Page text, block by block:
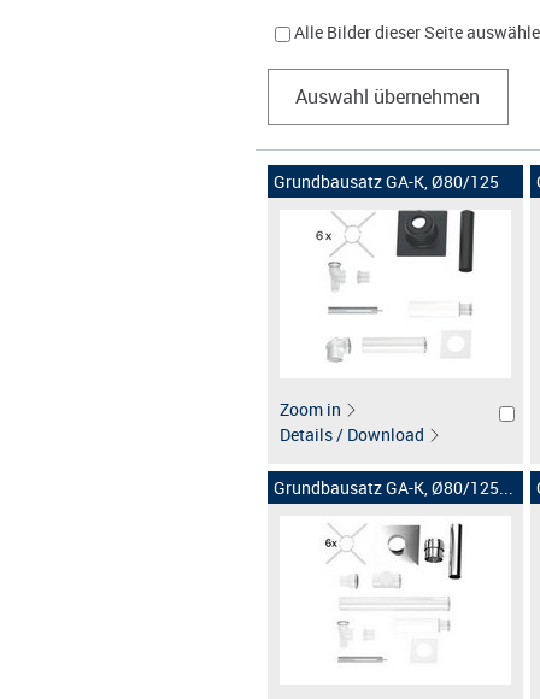
Alle Bilder dieser Seite
Auswahl übernehmen
Grundbausatz GA-K, Ø80/125
Zoom in
Details / Download
Grundbausatz GA-K, Ø80/125...